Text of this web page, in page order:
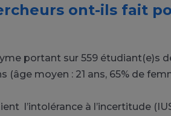
ont-ils fait
portant sur 559 étudiant(e)s
(âge moyen : 21 ans, 65% de
l’intolérance à l’incertitude